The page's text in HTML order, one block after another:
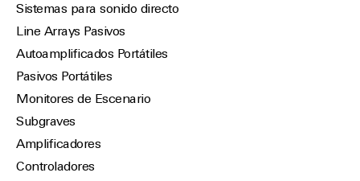
Sistemas para sonido directo
Line Arrays Pasivos
Autoamplificados Portátiles
Pasivos Portátiles
Monitores de Escenario
Subgraves
Amplificadores
Controladores